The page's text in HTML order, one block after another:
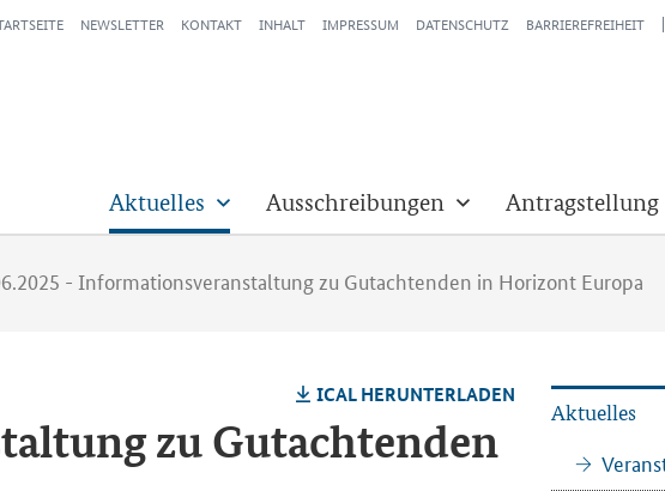
NEWSLETTER KONTAKT INHALT IMPRESSUM DATENSCHUTZ BARRIEREFREIHEIT
Aktuelles Ausschreibungen Antragstellung
- Informationsveranstaltung zu Gutachtenden in Horizont Europa
ICAL HER­UN­TER­LA­DEN
zu Gut­ach­ten­den
Ak­tu­el­les